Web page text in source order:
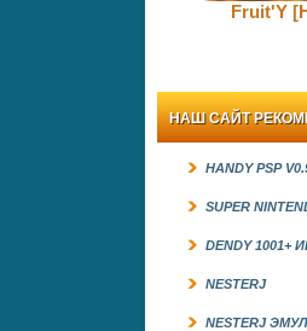
Fruit'Y
НАШ САЙТ
HANDY PSP
SUPER
DENDY 1001+
NESTERJ
NESTERJ